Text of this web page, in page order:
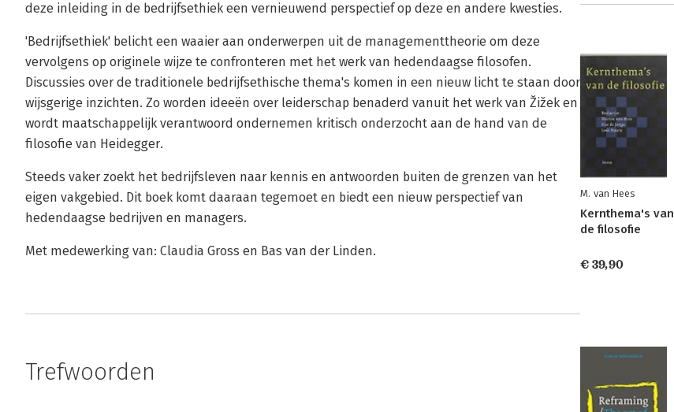
deze inleiding in de bedrijfsethiek een vernieuwend perspectief op deze en andere kwesties.
'Bedrijfsethiek' belicht een waaier aan onderwerpen uit de managementtheorie om deze
vervolgens op originele wijze te confronteren met het werk van hedendaagse filosofen.
Discussies over de traditionele bedrijfsethische thema's komen in een nieuw licht te staan door
wijsgerige inzichten. Zo worden ideeën over leiderschap benaderd vanuit het werk van Žižek en
wordt maatschappelijk verantwoord ondernemen kritisch onderzocht aan de hand van de
filosofie van Heidegger.
Steeds vaker zoekt het bedrijfsleven naar kennis en antwoorden buiten de grenzen van het
eigen vakgebied. Dit boek komt daaraan tegemoet en biedt een nieuw perspectief van
hedendaagse bedrijven en managers.
Met medewerking van: Claudia Gross en Bas van der Linden.
Trefwoorden
M. van Hees
Kernthema's van
de filosofie
€ 39,90